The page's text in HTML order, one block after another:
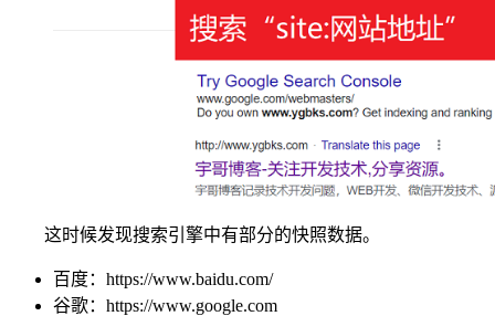
这时候发现搜索引擎中有部分的快照数据。
百度：https://www.baidu.com/
谷歌：https://www.google.com